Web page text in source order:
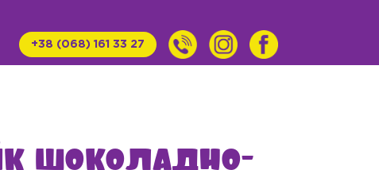
+38 (068) 161 33 27
шоколадно-